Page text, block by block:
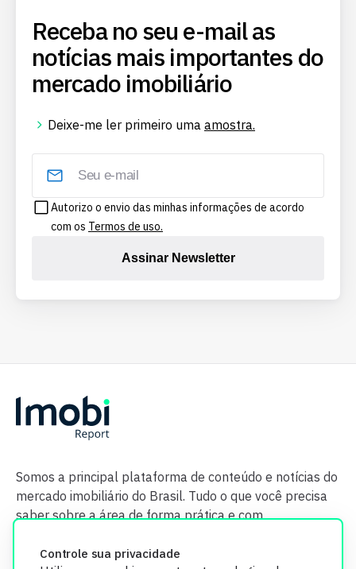
Controle sua privacidade
Receba no seu e-mail as
notícias mais importantes do
mercado imobiliário
Deixe-me ler primeiro uma amostra.
Autorizo o envio das minhas informações de acordo
com os Termos de uso.
Assinar Newsletter
Somos a principal plataforma de conteúdo e notícias do
mercado imobiliário do Brasil. Tudo o que você precisa
saber sobre a área de forma prática e com